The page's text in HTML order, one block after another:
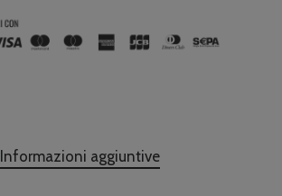
Informazioni aggiuntive